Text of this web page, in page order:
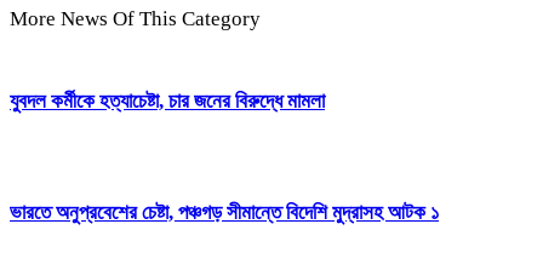
More News Of This Category
যুবদল কর্মীকে হত্যাচেষ্টা, চার জনের বিরুদ্ধে মামলা
ভারতে অনুপ্রবেশের চেষ্টা, পঞ্চগড় সীমান্তে বিদেশি মুদ্রাসহ আটক ১